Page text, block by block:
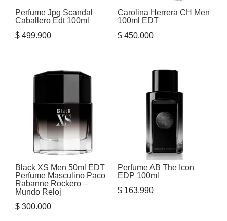
Perfume Jpg Scandal
Caballero Edt 100ml
$ 499.900
Carolina Herrera CH Men
100ml EDT
$450.000
Black XS Men 50ml EDT
Perfume Masculino Paco
Rabanne Rockero –
Mundo Reloj
$ 300.000
Perfume AB The Icon
EDP 100ml
$163.990